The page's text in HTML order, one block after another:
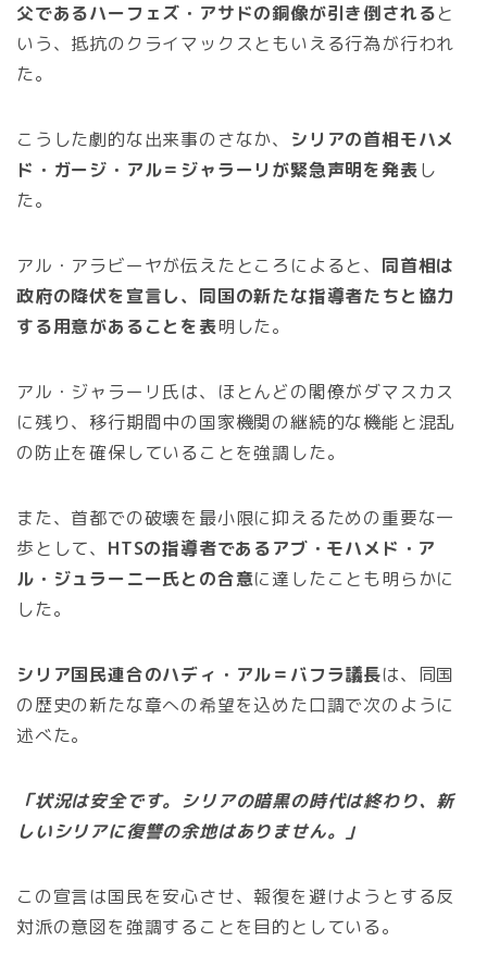
父であるハーフェズ・アサドの銅像が引き倒されると
いう、抵抗のクライマックスともいえる行為が行われ
た。
こうした劇的な出来事のさなか、 シリアの首相モハメ
ド・ガージ・アル＝ジャラーリが緊急声明を発表し
た。
アル・アラビーヤが伝えたところによると、 同首相は
政府の降伏を宣言し、同国の新たな指導者たちと協力
する用意があることを表明した。
アル・ジャラーリ氏は、ほとんどの閣僚がダマスカス
に残り、移行期間中の国家機関の継続的な機能と混乱
の防止を確保していることを強調した。
また、首都での破壊を最小限に抑えるための重要な一
歩として、 HTSの指導者であるアブ・モハメド・ア
ル・ジュラーニー氏との合意に達したことも明らかに
した。
シリア国民連合のハディ・アル＝バフラ議長は、同国
の歴史の新たな章への希望を込めた口調で次のように
述べた。
「状況は安全です。シリアの暗黒の時代は終わり、新
しいシリアに復讐の余地はありません。」
この宣言は国民を安心させ、報復を避けようとする反
対派の意図を強調することを目的としている。